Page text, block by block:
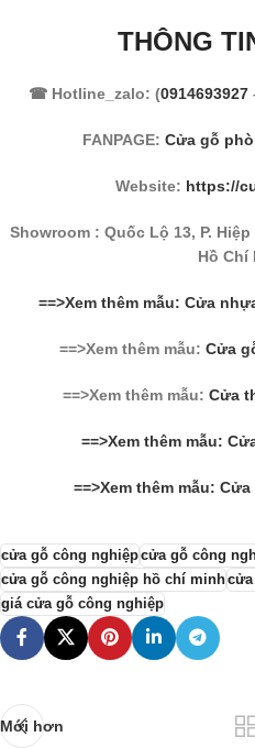
THÔNG
☎ Hotline_zalo: (0914693927
FANPAGE: Cửa gỗ
Website: https://
Showroom : Quốc Lộ 13, P.
Hồ Chí
==>Xem thêm mẫu: Cửa
==>Xem thêm mẫu: Cửa
==>Xem thêm mẫu: Cửa
==>Xem thêm mẫu:
==>Xem thêm mẫu:
cửa gỗ công nghiệpcửa gỗ công
cửa gỗ công nghiệp hồ chí minh
giá cửa gỗ công nghiệp
Mới hơn